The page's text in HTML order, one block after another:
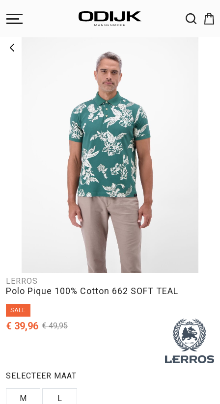
LERROS
Polo Pique 100% Cotton 662 SOFT TEAL
SALE
€ 49,95
€ 39,96
SELECTEER MAAT
M L